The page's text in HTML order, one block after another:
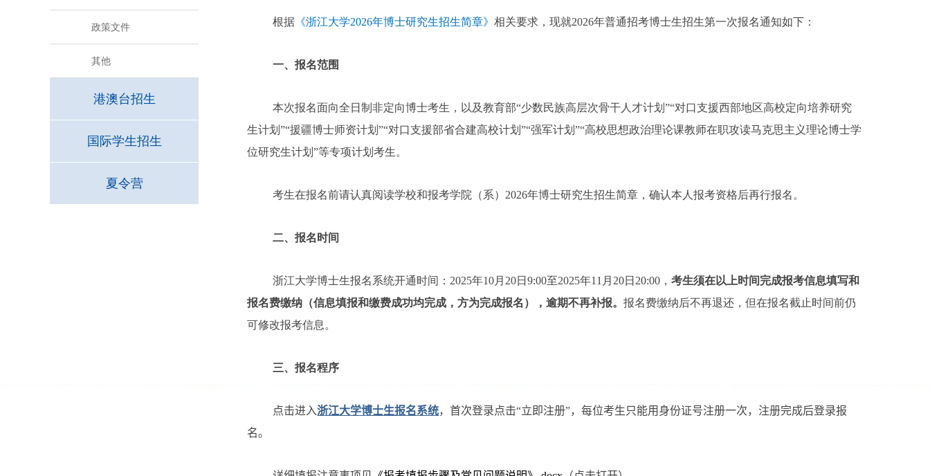
政策文件
其他
港澳台招生
国际学生招生
夏令营
根据 《浙江大学2026年博士研究生招生简章》相关要求，现就2026年普通招考博士生招生第一次报名通知如下：
一、报名范围
本次报名面向全日制非定向博士考生，以及教育部“少数民族高层次骨干人才计划”“对口支援西部地区高校定向培养研究
生计划”“援疆博士师资计划”“对口支援部省合建高校计划”“强军计划”“高校思想政治理论课教师在职攻读马克思主义理论博士学
位研究生计划”等专项计划考生。
考生在报名前请认真阅读学校和报考学院（系） 2026年博士研究生招生简章，确认本人报考资格后再行报名。
二、报名时间
浙江大学博士生报名系统开通时间： 2025年10月 20日9:00至2025年11 月 20日 20:00 ，考生须在以上时间完成报考信息填写和
报名费缴纳（信息填报和缴费成功均完成，方为完成报名），逾期不再补报。 报名费缴纳后不再退还，但在报名截止时间前仍
可修改报考信息。
三、报名程序
点击进入浙江大学博士生报名系统，首次登录点击“立即注册”，每位考生只能用身份证号注册一次，注册完成后登录报
名。